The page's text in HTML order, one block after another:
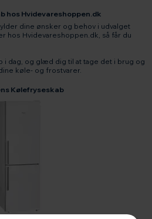
hos Hvidevareshoppen.dk
dine ønsker og behov i udvalget
hos Hvidevareshoppen.dk, så får du
i dag, og glæd dig til at tage det i brug og
køle- og frostvarer.
Kølefryseskab